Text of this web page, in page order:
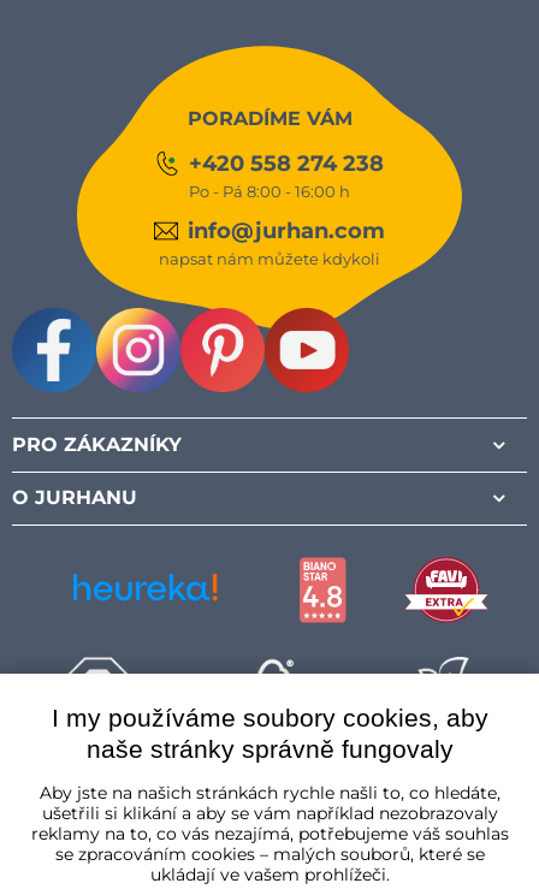
PORADÍME VÁM
+420 558 274 238
Po - Pá 8:00 - 16:00 h
info@jurhan.com
napsat nám můžete kdykoli
PRO ZÁKAZNÍKY
O JURHANU
I my používáme soubory cookies, aby
naše stránky správně fungovaly
Aby jste na našich stránkách rychle našli to, co hledáte,
ušetřili si klikání a aby se vám například nezobrazovaly
reklamy na to, co vás nezajímá, potřebujeme váš souhlas
se zpracováním cookies – malých souborů, které se
ukládají ve vašem prohlížeči.